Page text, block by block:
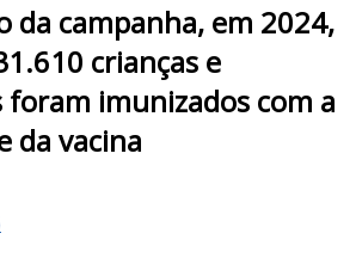
da campanha, em 2024,
crianças e
foram imunizados com a
da vacina